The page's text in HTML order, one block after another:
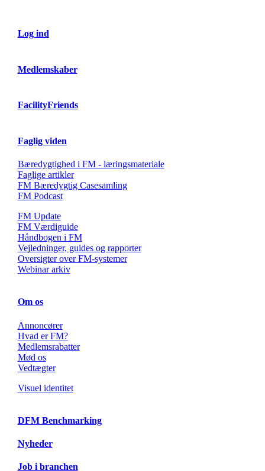
Log ind
Medlemskaber
FacilityFriends
Faglig viden
Bæredygtighed i FM - læringsmateriale
Faglige artikler
FM Bæredygtig Casesamling
FM Podcast
FM Update
FM Værdiguide
Håndbogen i FM
Vejledninger, guides og rapporter
Oversigter over FM-systemer
Webinar arkiv
Om os
Annoncører
Hvad er FM?
Medlemsrabatter
Mød os
Vedtægter
Visuel identitet
DFM Benchmarking
Nyheder
Job i branchen